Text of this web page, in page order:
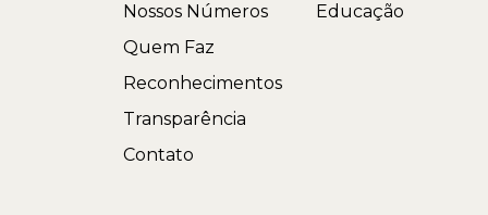
Nossos Números
Quem Faz
Reconhecimentos
Transparência
Contato
Educação